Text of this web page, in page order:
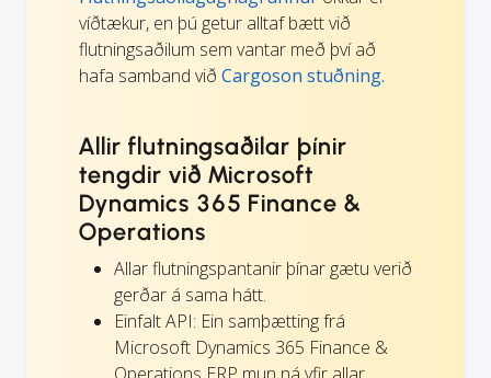
víðtækur, en þú getur alltaf bætt við
flutningsaðilum sem vantar með því að
hafa samband við Cargoson stuðning.
Allir flutningsaðilar þínir
tengdir við Microsoft
Dynamics 365 Finance &
Operations
Allar flutningspantanir þínar gætu verið
gerðar á sama hátt.
Einfalt API: Ein samþætting frá
Microsoft Dynamics 365 Finance &